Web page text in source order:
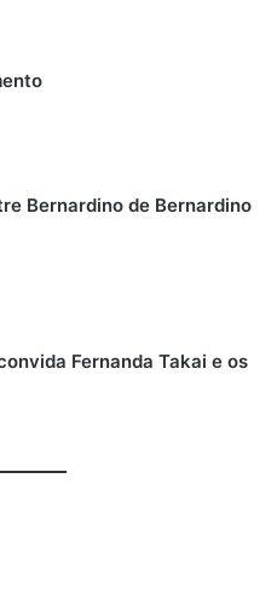
Bernardino de Bernardino
Fernanda Takai e os